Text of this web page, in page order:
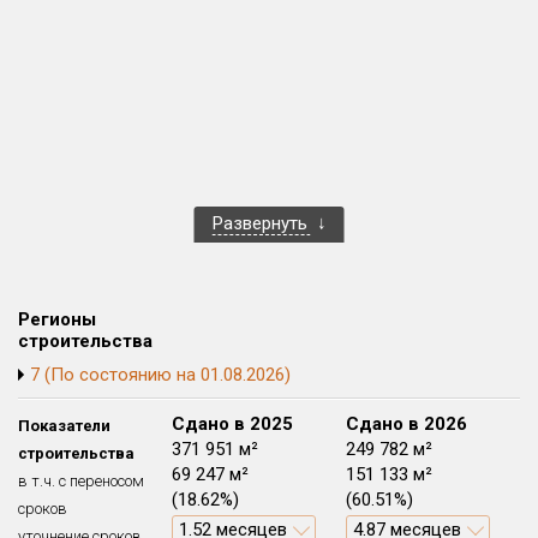
Развернуть
Регионы
строительства
7 (По состоянию на 01.08.2026)
Показатели
строительства
в т.ч. с переносом
сроков
в 2024
819 м²
952 м²
0.44 месяцев
Сдано в 2025
371 951 м²
69 247 м²
(18.62%)
1.52 месяцев
Сдано в 2026
249 782 м²
151 133 м²
(60.51%)
4.87 месяцев